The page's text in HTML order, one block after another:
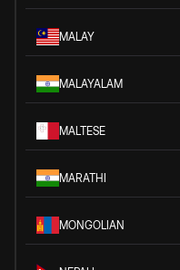
MALAY
MALAYALAM
MALTESE
MARATHI
MONGOLIAN